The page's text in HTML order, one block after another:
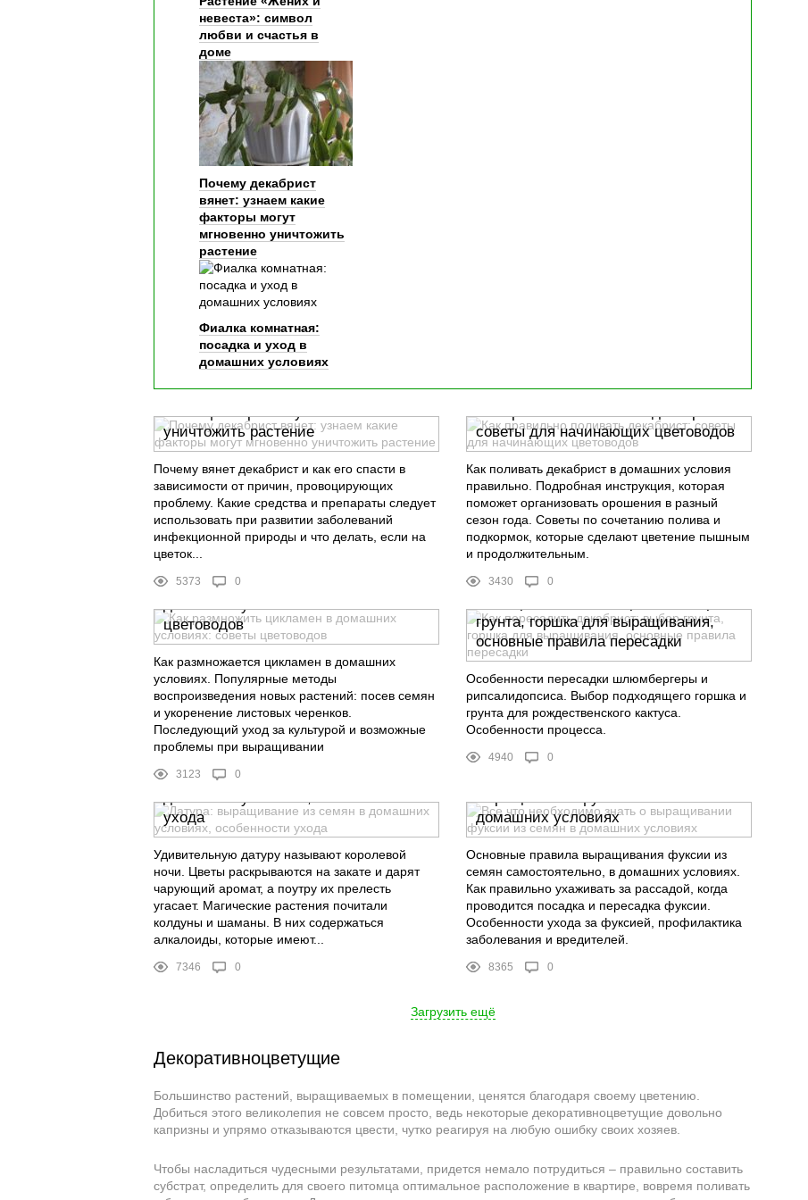
невеста»: символ
любви и счастья в
доме
Почему декабрист
вянет: узнаем какие
факторы могут
мгновенно уничтожить
растение
Фиалка комнатная:
посадка и уход в
домашних условиях
Почему декабрист вянет: узнаем
уничтожить растение
Почему вянет декабрист и как его спасти в
зависимости от причин, провоцирующих
проблему. Какие средства и препараты следует
использовать при развитии заболеваний
инфекционной природы и что делать, если на
цветок...
5373 0
советы для начинающих цветоводов
Как поливать декабрист в домашних условия
правильно. Подробная инструкция, которая
поможет организовать орошения в разный
сезон года. Советы по сочетанию полива и
подкормок, которые сделают цветение пышным
и продолжительным.
3430 0
Как размножить цикламен в
цветоводов
Как размножается цикламен в домашних
условиях. Популярные методы
воспроизведения новых растений: посев семян
и укоренение листовых черенков.
Последующий уход за культурой и возможные
проблемы при выращивании
3123 0
грунта, горшка для выращивания,
основные правила пересадки
Особенности пересадки шлюмбергеры и
рипсалидопсиса. Выбор подходящего горшка и
грунта для рождественского кактуса.
Особенности процесса.
4940 0
Датура: выращивание из семян в
ухода
Удивительную датуру называют королевой
ночи. Цветы раскрываются на закате и дарят
чарующий аромат, а поутру их прелесть
угасает. Магические растения почитали
колдуны и шаманы. В них содержаться
алкалоиды, которые имеют...
7346 0
домашних условиях
Основные правила выращивания фуксии из
семян самостоятельно, в домашних условиях.
Как правильно ухаживать за рассадой, когда
проводится посадка и пересадка фуксии.
Особенности ухода за фуксией, профилактика
заболевания и вредителей.
8365 0
Загрузить ещё
Декоративноцветущие
Большинство растений, выращиваемых в помещении, ценятся благодаря своему цветению.
Добиться этого великолепия не совсем просто, ведь некоторые декоративноцветущие довольно
капризны и упрямо отказываются цвести, чутко реагируя на любую ошибку своих хозяев.
Чтобы насладиться чудесными результатами, придется немало потрудиться – правильно составить
субстрат, определить для своего питомца оптимальное расположение в квартире, вовремя поливать